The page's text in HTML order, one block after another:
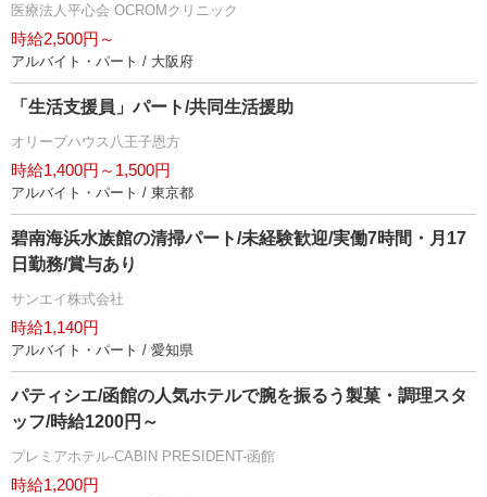
医療法人平心会 OCROMクリニック
時給2,500円～
アルバイト・パート / 大阪府
「生活支援員」パート/共同生活援助
オリーブハウス八王子恩方
時給1,400円～1,500円
アルバイト・パート / 東京都
碧南海浜水族館の清掃パート/未経験歓迎/実働7時間・月17
日勤務/賞与あり
サンエイ株式会社
時給1,140円
アルバイト・パート / 愛知県
パティシエ/函館の人気ホテルで腕を振るう製菓・調理スタ
ッフ/時給1200円～
プレミアホテル-CABIN PRESIDENT-函館
時給1,200円